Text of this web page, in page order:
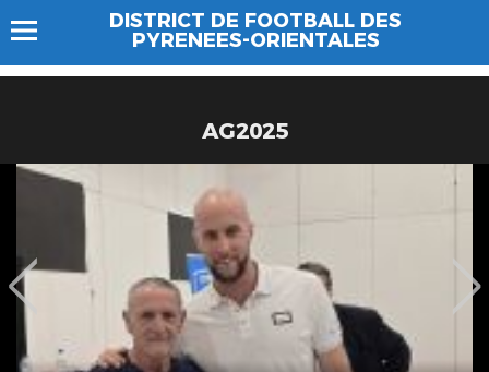
DISTRICT DE FOOTBALL DES
PYRENEES-ORIENTALES
AG2025